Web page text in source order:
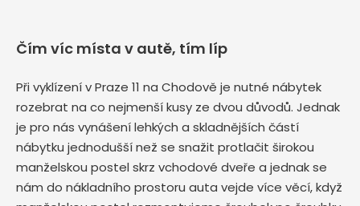
Čím víc místa v autě, tím líp
Při vyklízení v Praze 11 na Chodově je nutné nábytek
rozebrat na co nejmenší kusy ze dvou důvodů. Jednak
je pro nás vynášení lehkých a skladnějších částí
nábytku jednodušší než se snažit protlačit širokou
manželskou postel skrz vchodové dveře a jednak se
nám do nákladního prostoru auta vejde více věcí, když